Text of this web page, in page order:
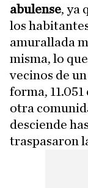
abulense, ya
los
amurallada
misma, lo
vecinos de
forma,
otra
desciende
traspasaron